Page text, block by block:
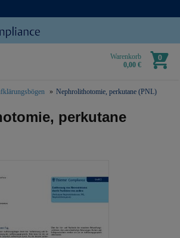
Warenkorb
0,00 €
0
Nephrolithotomie, perkutane (PNL)
perkutane